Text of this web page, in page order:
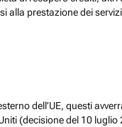
alla prestazione dei
dell’UE, questi
(decisione del 10